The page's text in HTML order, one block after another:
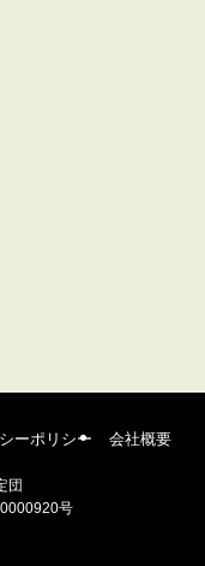
ーポリシー 会社概要
団
号